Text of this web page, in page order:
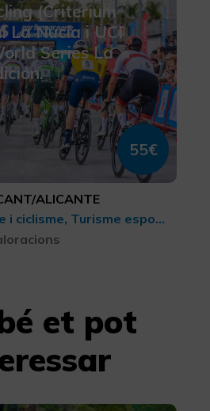
(Criterium
La Nucía i UCI
Series La
55€
ALICANTE
BTT, cicloturisme i ciclisme, Turisme esportiu
et pot